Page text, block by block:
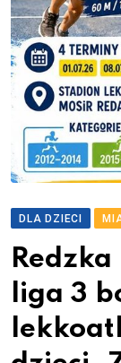
DLA DZIECI
liga 3